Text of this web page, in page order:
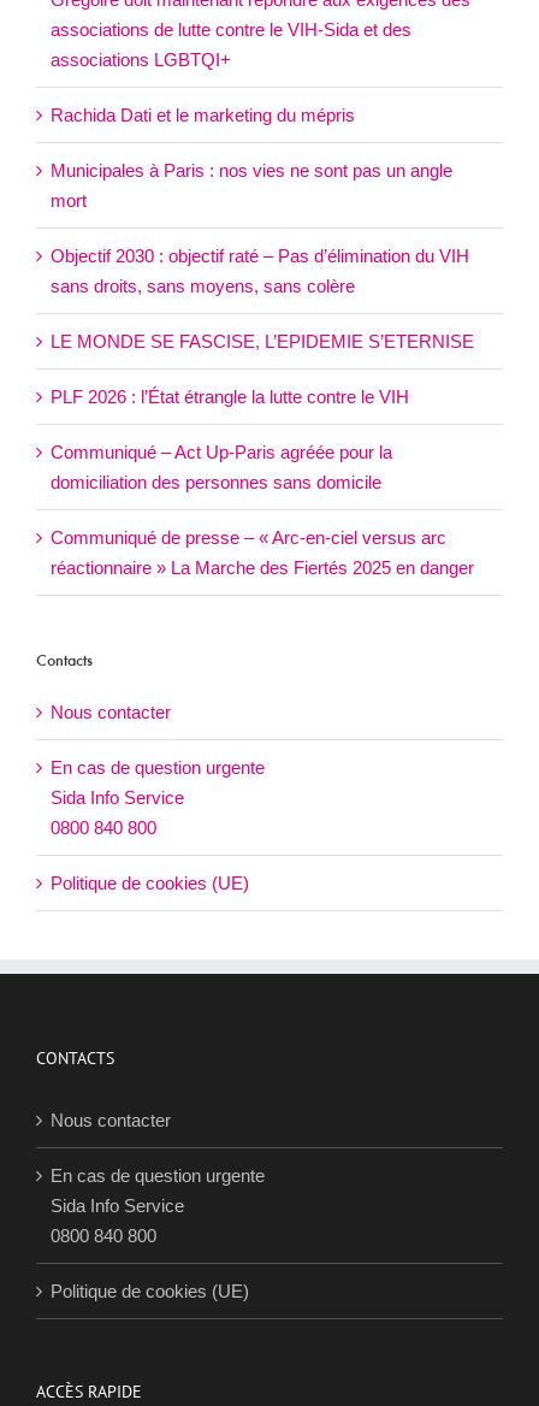
associations de lutte contre le VIH-Sida et des
associations LGBTQI+
Rachida Dati et le marketing du mépris
Municipales à Paris : nos vies ne sont pas un angle
mort
Objectif 2030 : objectif raté – Pas d’élimination du VIH
sans droits, sans moyens, sans colère
LE MONDE SE FASCISE, L’EPIDEMIE S’ETERNISE
PLF 2026 : l’État étrangle la lutte contre le VIH
Communiqué – Act Up-Paris agréée pour la
domiciliation des personnes sans domicile
Communiqué de presse – « Arc-en-ciel versus arc
réactionnaire » La Marche des Fiertés 2025 en danger
Contacts
Nous contacter
En cas de question urgente
Sida Info Service
0800 840 800
Politique de cookies (UE)
CONTACTS
Nous contacter
En cas de question urgente
Sida Info Service
0800 840 800
Politique de cookies (UE)
ACCÈS RAPIDE